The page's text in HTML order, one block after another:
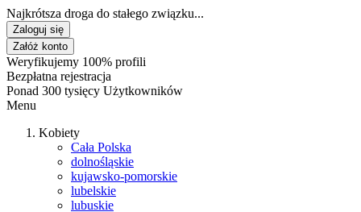
Najkrótsza droga do stałego związku...
Zaloguj się
Załóż konto
Weryfikujemy 100% profili
Bezpłatna rejestracja
Ponad 300 tysięcy Użytkowników
Menu
Kobiety
Cała Polska
dolnośląskie
kujawsko-pomorskie
lubelskie
lubuskie